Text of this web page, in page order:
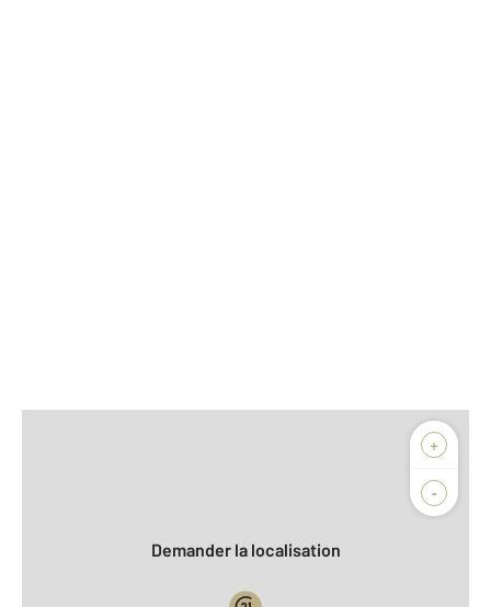
+
-
Biens vendus
Demander la localisation